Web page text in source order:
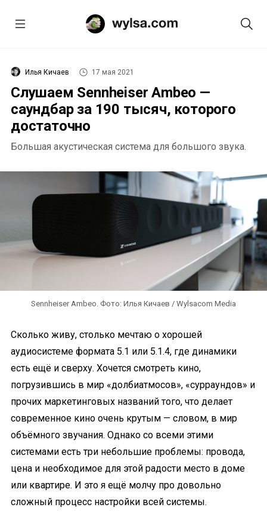
Илья Кичаев 17 мая 2021
Слушаем Sennheiser Ambeo —
саундбар за 190 тысяч, которого
достаточно
Большая акустическая система для большого звука.
Sennheiser Ambeo. Фото: Илья Кичаев / Wylsacom Media
Сколько живу, столько мечтаю о хорошей
аудиосистеме формата 5.1 или 5.1.4, где динамики
есть ещё и сверху. Хочется смотреть кино,
погрузившись в мир «долбиатмосов», «сурраундов» и
прочих маркетинговых названий того, что делает
современное кино очень крутым — словом, в мир
объёмного звучания. Однако со всеми этими
системами есть три небольшие проблемы: провода,
цена и необходимое для этой радости место в доме
или квартире. И это я ещё молчу про довольно
сложный процесс настройки всей системы.